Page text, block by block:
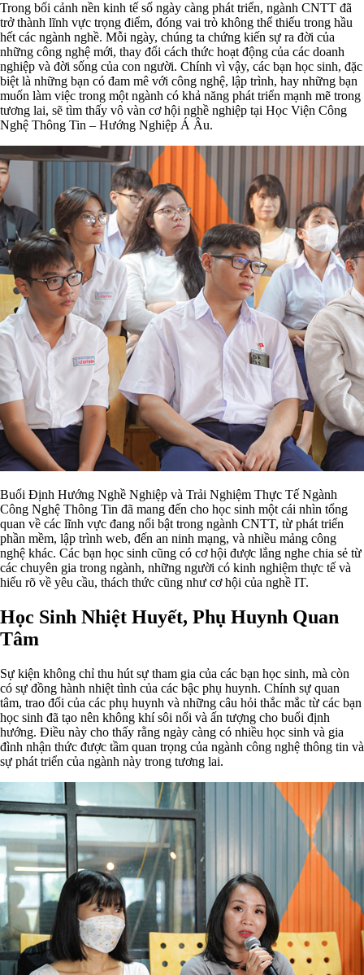
Trong bối cảnh nền kinh tế số ngày càng phát triển, ngành CNTT đã
trở thành lĩnh vực trọng điểm, đóng vai trò không thể thiếu trong hầu
hết các ngành nghề. Mỗi ngày, chúng ta chứng kiến sự ra đời của
những công nghệ mới, thay đổi cách thức hoạt động của các doanh
nghiệp và đời sống của con người. Chính vì vậy, các bạn học sinh, đặc
biệt là những bạn có đam mê với công nghệ, lập trình, hay những bạn
muốn làm việc trong một ngành có khả năng phát triển mạnh mẽ trong
tương lai, sẽ tìm thấy vô vàn cơ hội nghề nghiệp tại Học Viện Công
Nghệ Thông Tin – Hướng Nghiệp Á Âu.
Buổi Định Hướng Nghề Nghiệp và Trải Nghiệm Thực Tế Ngành
Công Nghệ Thông Tin đã mang đến cho học sinh một cái nhìn tổng
quan về các lĩnh vực đang nổi bật trong ngành CNTT, từ phát triển
phần mềm, lập trình web, đến an ninh mạng, và nhiều mảng công
nghệ khác. Các bạn học sinh cũng có cơ hội được lắng nghe chia sẻ từ
các chuyên gia trong ngành, những người có kinh nghiệm thực tế và
hiểu rõ về yêu cầu, thách thức cũng như cơ hội của nghề IT.
Học Sinh Nhiệt Huyết, Phụ Huynh Quan
Tâm
Sự kiện không chỉ thu hút sự tham gia của các bạn học sinh, mà còn
có sự đồng hành nhiệt tình của các bậc phụ huynh. Chính sự quan
tâm, trao đổi của các phụ huynh và những câu hỏi thắc mắc từ các bạn
học sinh đã tạo nên không khí sôi nổi và ấn tượng cho buổi định
hướng. Điều này cho thấy rằng ngày càng có nhiều học sinh và gia
đình nhận thức được tầm quan trọng của ngành công nghệ thông tin và
sự phát triển của ngành này trong tương lai.